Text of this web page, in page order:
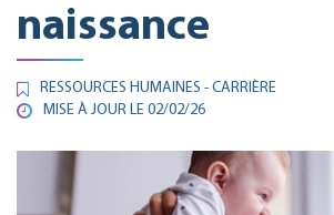
naissance
RESSOURCES HUMAINES - CARRIÈRE
MISE À JOUR LE 02/02/26